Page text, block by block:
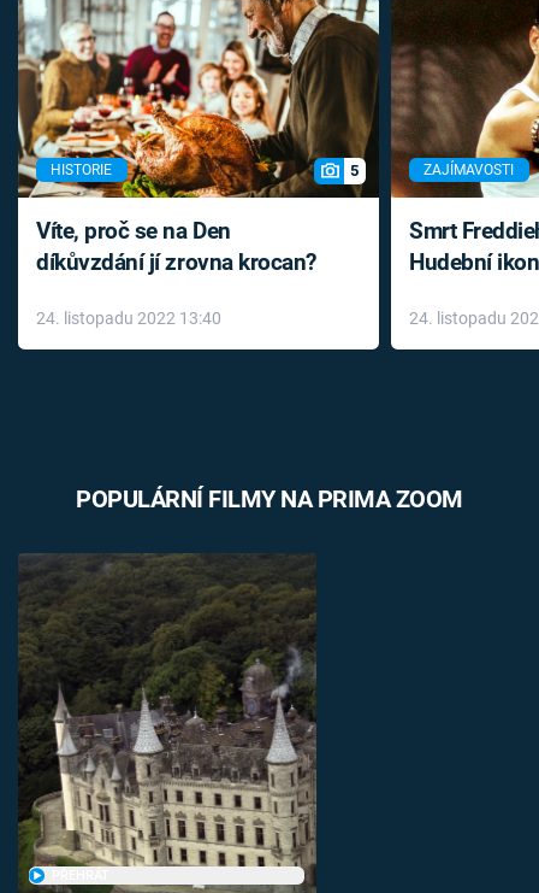
HISTORIE 5
Víte, proč se na Den
díkůvzdání jí zrovna krocan?
24. listopadu 2022 13:40
ZAJÍMAVOSTI
Smrt
Hudební
léky
24. listopadu
POPULÁRNÍ FILMY NA PRIMA ZOOM